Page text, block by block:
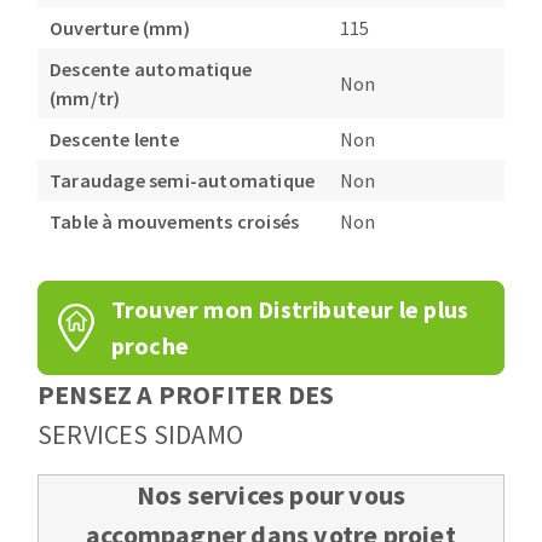
Ouverture (mm)
115
Descente automatique
(mm/tr)
Non
Descente lente
Non
Taraudage semi-automatique
Non
Table à mouvements croisés
Non
Trouver mon Distributeur le plus
proche
PENSEZ A PROFITER DES
SERVICES SIDAMO
Nos services pour vous
accompagner dans votre projet